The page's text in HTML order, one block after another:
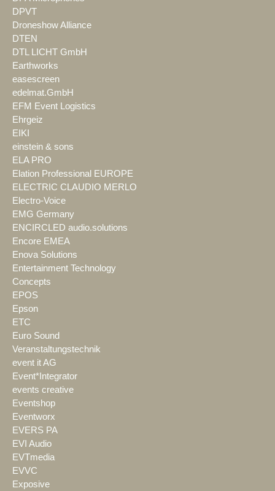
DPVT
Droneshow Alliance
DTEN
DTL LICHT GmbH
Earthworks
easescreen
edelmat.GmbH
EFM Event Logistics
Ehrgeiz
EIKI
einstein & sons
ELA PRO
Elation Professional EUROPE
ELECTRIC CLAUDIO MERLO
Electro-Voice
EMG Germany
ENCIRCLED audio.solutions
Encore EMEA
Enova Solutions
Entertainment Technology
Concepts
EPOS
Epson
ETC
Euro Sound
Veranstaltungstechnik
event it AG
Event*Integrator
events creative
Eventshop
Eventworx
EVERS PA
EVI Audio
EVTmedia
EVVC
Exposive